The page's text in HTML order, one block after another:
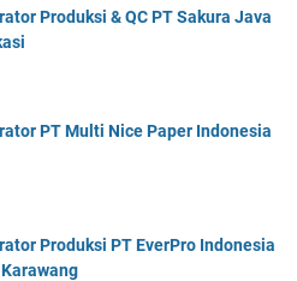
Produksi & QC PT Sakura Java
PT Multi Nice Paper Indonesia
Produksi PT EverPro Indonesia